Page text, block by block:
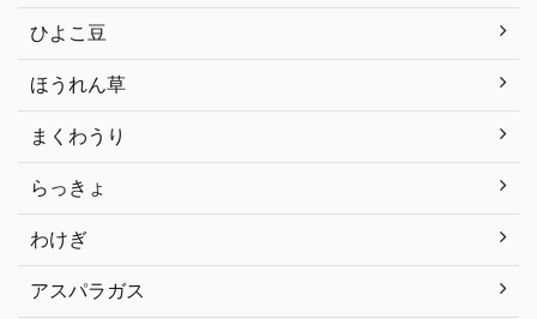
ひよこ豆
ほうれん草
まくわうり
らっきょ
わけぎ
アスパラガス